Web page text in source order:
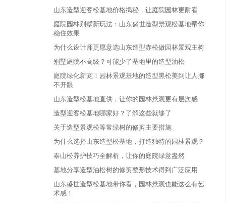
山东造型迎客松基地价格揭秘，让庭院园林更耐看
庭院园林别墅新玩法：山东盛世造型景观松基地帮你
稳住效果
为什么设计师更愿意选山东造型赤松做园林景观主树
别墅庭院不高级？可能少了基地里的造型油松
庭院绿化新宠！园林景观基地的造型黑松美到让人挪
不开眼
山东造型松基地直供，让你的园林景观更有层次感
造型迎客松基地哪家好？了解这些就够了
关于造型景观松等常绿树的修剪主要措施
为什么选择山东造型松基地，打造独特的园林景观？
泰山松养护技巧全解析，让你的庭院绿意盎然
基地分享造型油松树的修剪整形技术得到广泛应用
山东盛世造型松基地带你看，园林景观也能这么有艺
术感！